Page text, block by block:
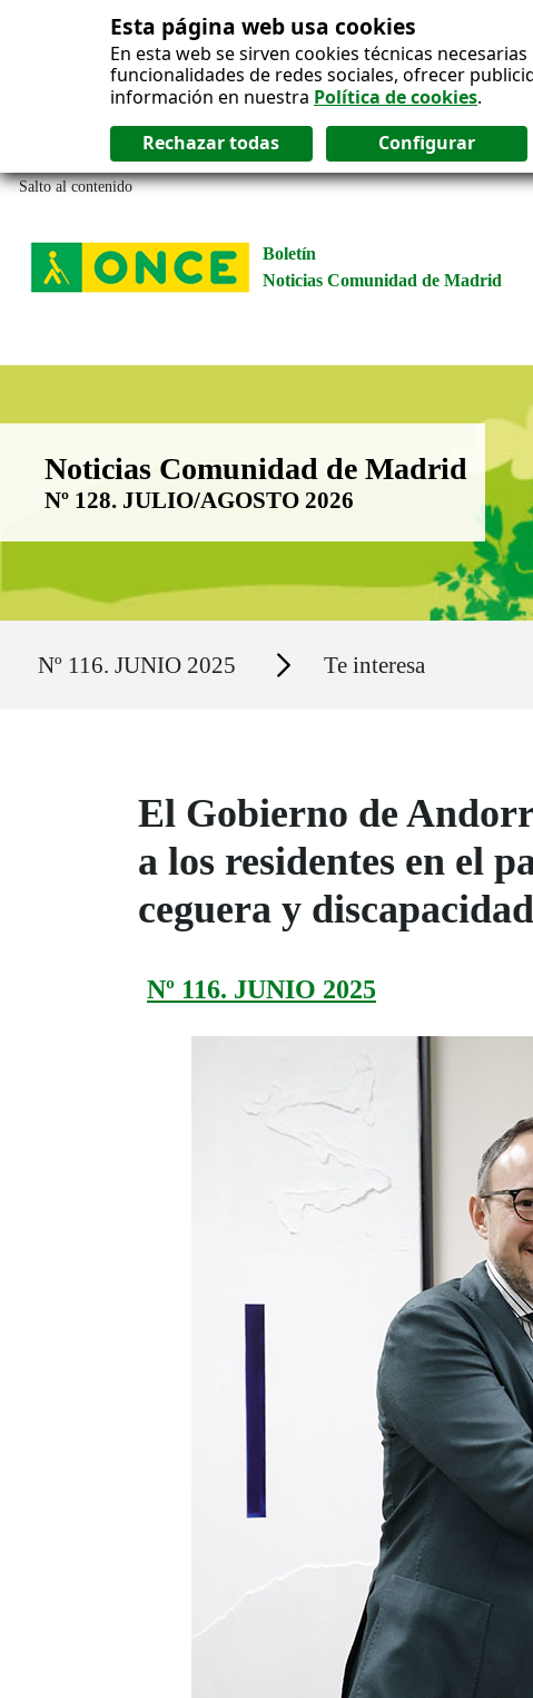
Esta página web usa cookies
En esta web se sirven cookies técnicas
funcionalidades de redes sociales, ofrecer
información en nuestra Política de cookies.
Salto al contenido
Boletín
Noticias Comunidad de Madrid
Boletín Noticias Comunidad de
Noticias Comunidad de Madrid
Nº 128. JULIO/AGOSTO 2026
Nº 116. JUNIO 2025 Secciones Te interesa
El Gobierno de
a los residentes en el
ceguera y
Nº 116. JUNIO 2025